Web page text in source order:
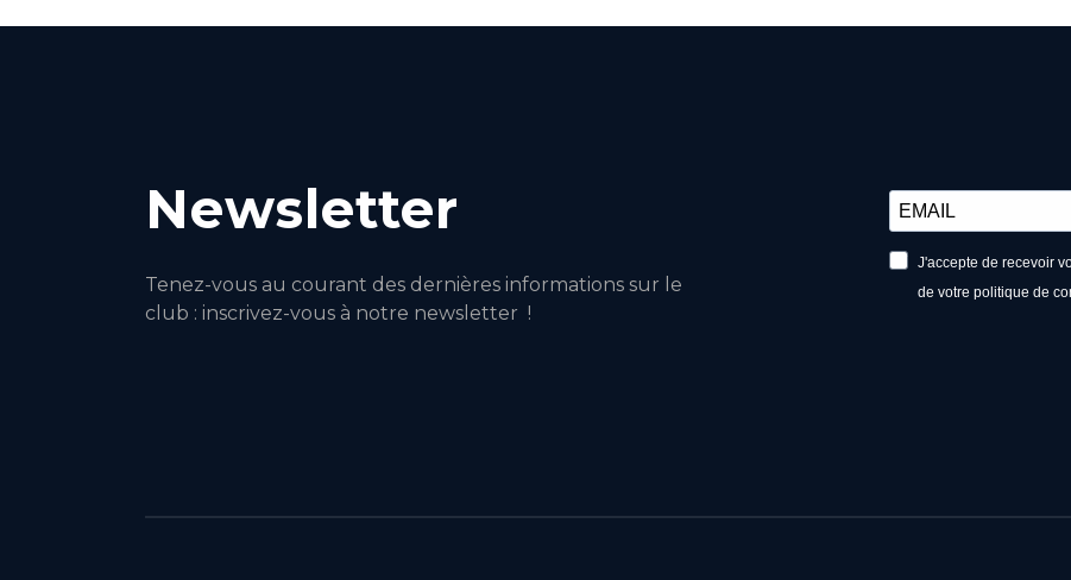
Newsletter
Tenez-vous au courant des dernières informations sur le
club : inscrivez-vous à notre newsletter !
J'accepte de recevoir
de votre politique de